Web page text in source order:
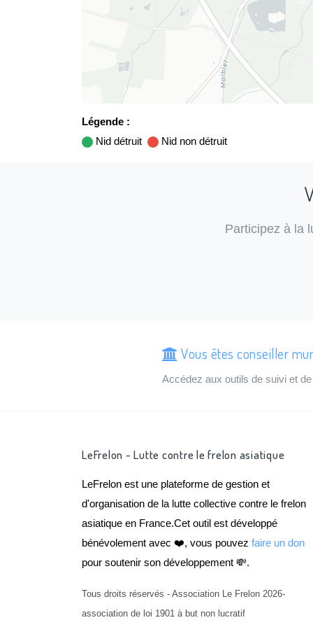
Légende :
Nid détruit
Nid non détruit
Participez à la
Vous êtes conseiller
Accédez aux outils de suivi et
LeFrelon - Lutte contre le frelon asiatique
LeFrelon est une plateforme de gestion et
d'organisation de la lutte collective contre le frelon
asiatique en France.Cet outil est développé
bénévolement avec ❤️, vous pouvez faire un don
pour soutenir son développement 💸.
Tous droits réservés - Association Le Frelon 2026-
association de loi 1901 à but non lucratif